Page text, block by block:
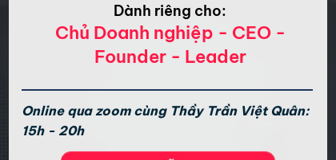
Dành riêng cho:
Chủ Doanh nghiệp - CEO -
Founder - Leader
Online qua zoom cùng Thầy Trần Việt Quân:
15h - 20h